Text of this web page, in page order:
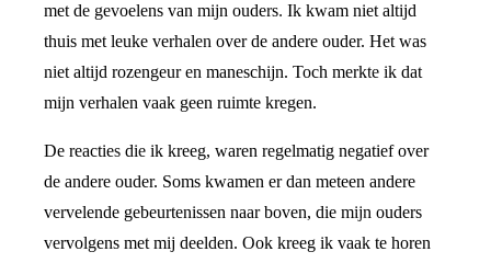
met de gevoelens van mijn ouders. Ik kwam niet altijd
thuis met leuke verhalen over de andere ouder. Het was
niet altijd rozengeur en maneschijn. Toch merkte ik dat
mijn verhalen vaak geen ruimte kregen.
De reacties die ik kreeg, waren regelmatig negatief over
de andere ouder. Soms kwamen er dan meteen andere
vervelende gebeurtenissen naar boven, die mijn ouders
vervolgens met mij deelden. Ook kreeg ik vaak te horen